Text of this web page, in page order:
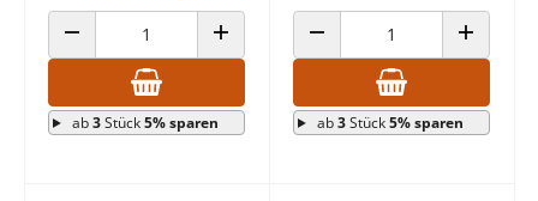
ANZAHL VERRINGERN ANZAHL ERHÖHEN
ab3Stück5% sparen
ANZAHL VERRINGERN ANZAHL
ab3Stück5% sparen